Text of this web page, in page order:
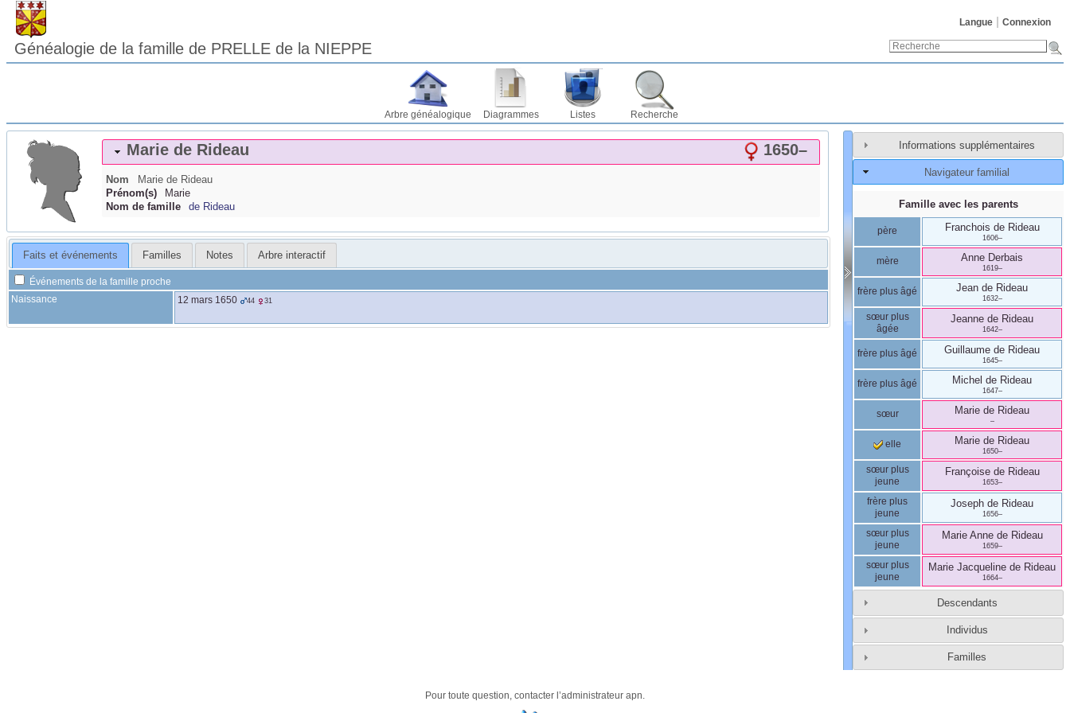
Langue Connexion
Généalogie de la famille de PRELLE de la NIEPPE
Arbre généalogique Diagrammes Listes Recherche
Marie de Rideau 1650–
Nom Marie de Rideau
Prénom(s)
Marie
Nom de famille
de Rideau
Faits et événements Familles Notes Arbre interactif
Événements de la famille proche
Naissance
12 mars 1650 44 31
Informations supplémentaires
Navigateur familial
Famille avec les parents
père Franchois de Rideau
1606–
mère Anne Derbais
1619–
frère plus âgé Jean de Rideau
1632–
sœur plus
âgée
Jeanne de Rideau
1642–
frère plus âgé Guillaume de Rideau
1645–
frère plus âgé Michel de Rideau
1647–
sœur Marie de Rideau
–
elle Marie de Rideau
1650–
sœur plus
jeune
Françoise de Rideau
1653–
frère plus
jeune
Joseph de Rideau
1656–
sœur plus
jeune
Marie Anne de Rideau
1659–
sœur plus
jeune
Marie Jacqueline de Rideau
1664–
Descendants
Individus
Familles
Pour toute question, contacter l’administrateur apn.